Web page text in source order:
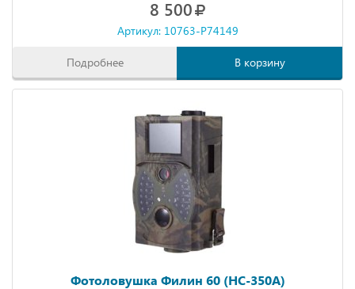
8 500
Артикул: 10763-P74149
Подробнее В корзину
Фотоловушка Филин 60 (HC-350A)